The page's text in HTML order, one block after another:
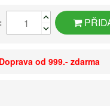
Doprava od 999.- zdarma